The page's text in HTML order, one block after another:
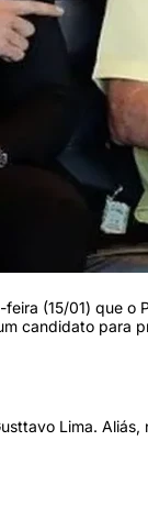
(15/01) que o
candidato para
Lima.